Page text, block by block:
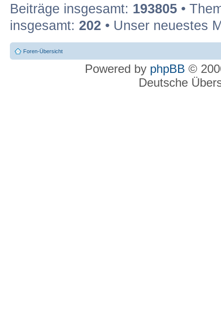
Beiträge insgesamt: 193805 •
insgesamt: 202 • Unser neuestes
Foren-Übersicht
Powered by phpBB ©
Deutsche